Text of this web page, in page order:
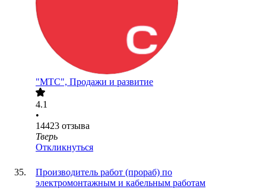
"МТС", Продажи и развитие
4.1
•
14423 отзыва
Тверь
Откликнуться
Производитель работ (прораб) по
электромонтажным и кабельным работам